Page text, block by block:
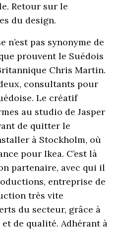
Retour sur le
du design.
n’est pas synonyme de
prouvent le Suédois
Chris Martin.
consultants pour
Le créatif
au studio de Jasper
de quitter le
à Stockholm, où
pour Ikea. C’est là
partenaire, avec qui il
entreprise de
très vite
du secteur, grâce à
de qualité. Adhérant à